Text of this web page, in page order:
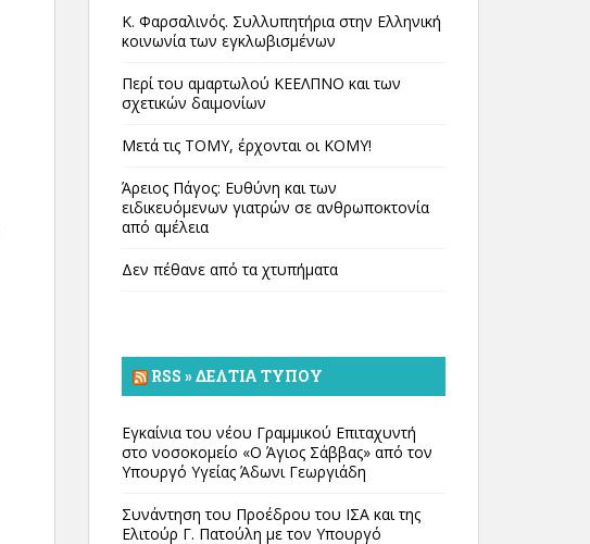
Κ. Φαρσαλινός. Συλλυπητήρια στην Ελληνική
κοινωνία των εγκλωβισμένων
Περί του αμαρτωλού ΚΕΕΛΠΝΟ και των
σχετικών δαιμονίων
Μετά τις ΤΟΜΥ, έρχονται οι ΚΟΜΥ!
Άρειος Πάγος: Ευθύνη και των
ειδικευόμενων γιατρών σε ανθρωποκτονία
από αμέλεια
Δεν πέθανε από τα χτυπήματα
RSS » ΔΕΛΤΊΑ ΤΎΠΟΥ
Εγκαίνια του νέου Γραμμικού Επιταχυντή
στο νοσοκομείο «Ο Άγιος Σάββας» από τον
Υπουργό Υγείας Άδωνι Γεωργιάδη
Συνάντηση του Προέδρου του ΙΣΑ και της
Ελιτούρ Γ. Πατούλη με τον Υπουργό